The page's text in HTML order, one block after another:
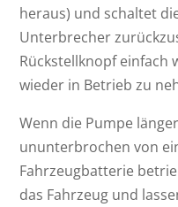
heraus) und schaltet
Unterbrecher
Rückstellknopf einfach
wieder in Betrieb zu
Wenn die Pumpe
ununterbrochen von
Fahrzeugbatterie
das Fahrzeug und